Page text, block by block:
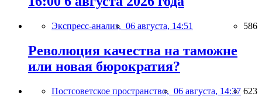
Экспресс-анализ, 06 августа, 14:51 586
Революция качества на таможне
или новая бюрократия?
Постсоветское пространство, 06 августа, 14:37 623